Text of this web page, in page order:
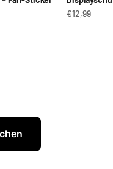
Angebot
€12,99